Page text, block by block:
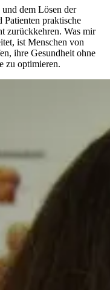
dem Lösen der
Patienten praktische
zurückkehren. Was mir
ist Menschen von
ihre Gesundheit ohne
zu optimieren.